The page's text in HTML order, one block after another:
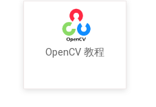
OpenCV 教程